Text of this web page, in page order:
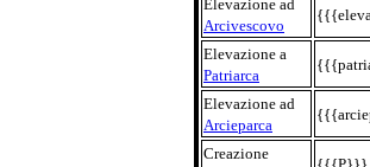
Elevazione ad
Arcivescovo
Elevazione a
Patriarca
Elevazione ad
Arcieparca
Creazione